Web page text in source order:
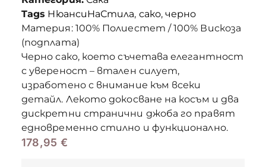
Tags НюансиНаСтила, сако,черно
Материя: 100% Полиестет / 100% Вискоза
(подплата)
Черно сако, което съчетава елегантност
с увереност – втален силует,
изработено с внимание към всеки
детайл. Лекото докосване на косъм и два
дискретни странични джоба го правят
едновременно стилно и функционално.
178,95 €